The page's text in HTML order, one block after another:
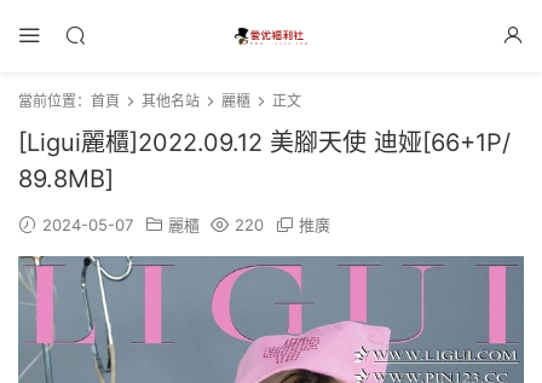
當前位置： 首頁 其他名站 麗櫃 正文
[Ligui麗櫃]2022.09.12 美腳天使 迪娅[66+1P/
89.8MB]
2024-05-07 麗櫃 220 推廣